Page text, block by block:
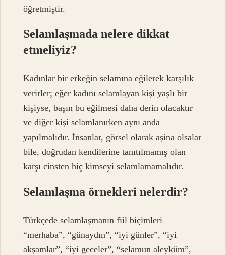
öğretmiştir.
Selamlaşmada nelere dikkat
etmeliyiz?
Kadınlar bir erkeğin selamına eğilerek karşılık
verirler; eğer kadını selamlayan kişi yaşlı bir
kişiyse, başın bu eğilmesi daha derin olacaktır
ve diğer kişi selamlanırken aynı anda
yapılmalıdır. İnsanlar, görsel olarak aşina olsalar
bile, doğrudan kendilerine tanıtılmamış olan
karşı cinsten hiç kimseyi selamlamamalıdır.
Selamlaşma örnekleri nelerdir?
Türkçede selamlaşmanın fiil biçimleri
“merhaba”, “günaydın”, “iyi günler”, “iyi
akşamlar”, “iyi geceler”, “selamun aleyküm”,